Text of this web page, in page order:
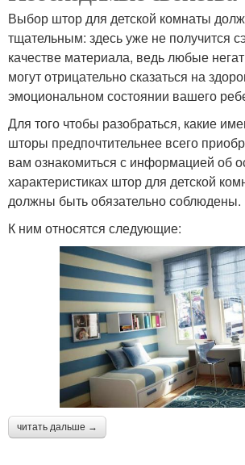
Выбор штор для детской комнаты
тщательным: здесь уже не получится
качестве материала, ведь любые
могут отрицательно сказаться на
эмоциональном состоянии вашего
Для того чтобы разобраться, какие
шторы предпочтительнее всего
вам ознакомиться с информацией об
характеристиках штор для детской
должны быть обязательно соблюдены.
К ним относятся следующие:
читать дальше →